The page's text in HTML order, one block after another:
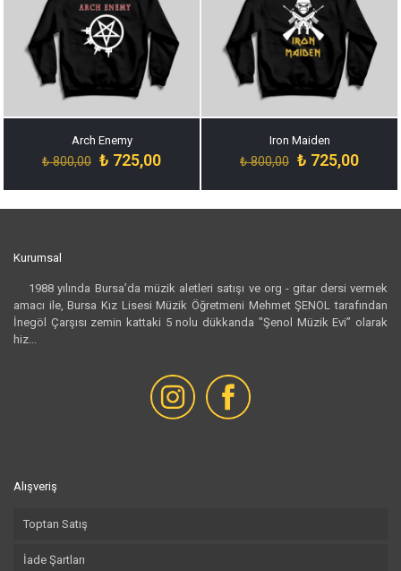
Arch Enemy
₺800,00 Orijinal
₺ 800,00.
₺ 725,00Şu
fiyat:
₺ 725,00.
Iron Maiden
₺800,00 Orijinal
₺ 800,00.
₺ 725,00Şu
fiyat:
₺
Kurumsal
1988 yılında Bursa’da müzik aletleri satışı ve org - gitar dersi vermek
amacı ile, Bursa Kız Lisesi Müzik Öğretmeni Mehmet ŞENOL tarafından
İnegöl Çarşısı zemin kattaki 5 nolu dükkanda "Şenol Müzik Evi” olarak
hiz...
Alışveriş
Toptan Satış
İade Şartları